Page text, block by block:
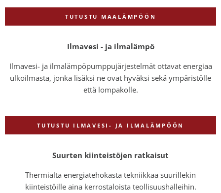
TUTUSTU MAALÄMPÖÖN
Ilmavesi - ja ilmalämpö
Ilmavesi- ja ilmalämpöpumppujärjestelmät ottavat energiaa
ulkoilmasta, jonka lisäksi ne ovat hyväksi sekä ympäristölle
että lompakolle.
TUTUSTU ILMAVESI- JA ILMALÄMPÖÖN
Suurten kiinteistöjen ratkaisut
Thermialta energiatehokasta tekniikkaa suurillekin
kiinteistöille aina kerrostaloista teollisuushalleihin.